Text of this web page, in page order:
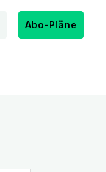
Abo-Pläne